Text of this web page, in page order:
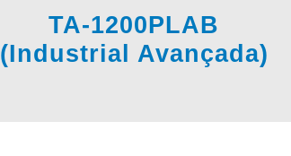
TA-1200PLAB
(Industrial Avançada)